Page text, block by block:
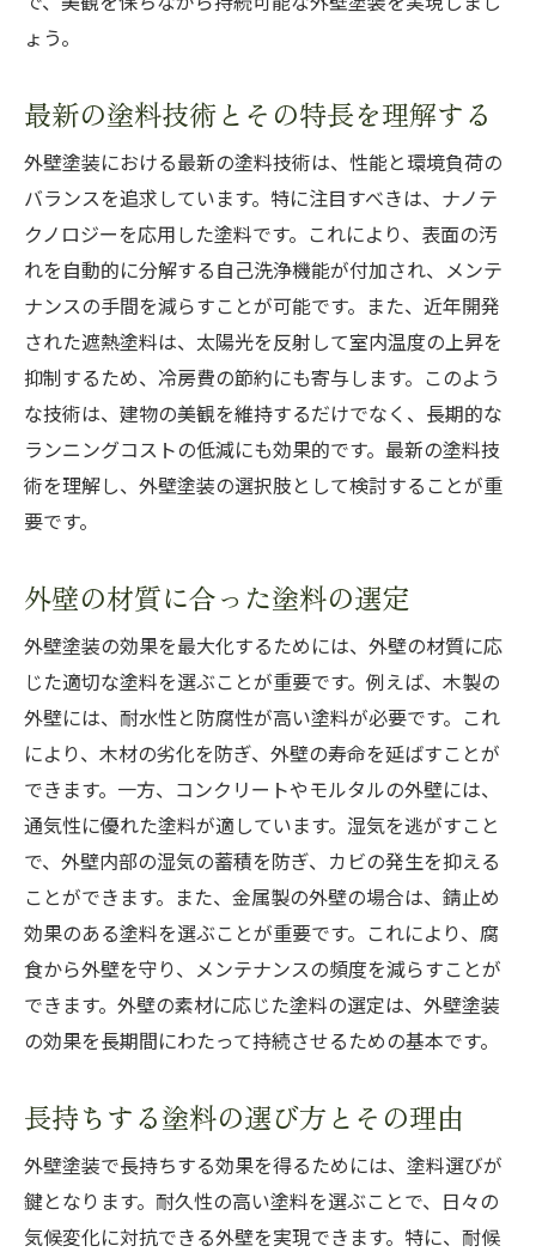
ょう。
最新の塗料技術とその特長を理解する
外壁塗装における最新の塗料技術は、性能と環境負荷の
バランスを追求しています。特に注目すべきは、ナノテ
クノロジーを応用した塗料です。これにより、表面の汚
れを自動的に分解する自己洗浄機能が付加され、メンテ
ナンスの手間を減らすことが可能です。また、近年開発
された遮熱塗料は、太陽光を反射して室内温度の上昇を
抑制するため、冷房費の節約にも寄与します。このよう
な技術は、建物の美観を維持するだけでなく、長期的な
ランニングコストの低減にも効果的です。最新の塗料技
術を理解し、外壁塗装の選択肢として検討することが重
要です。
外壁の材質に合った塗料の選定
外壁塗装の効果を最大化するためには、外壁の材質に応
じた適切な塗料を選ぶことが重要です。例えば、木製の
外壁には、耐水性と防腐性が高い塗料が必要です。これ
により、木材の劣化を防ぎ、外壁の寿命を延ばすことが
できます。一方、コンクリートやモルタルの外壁には、
通気性に優れた塗料が適しています。湿気を逃がすこと
で、外壁内部の湿気の蓄積を防ぎ、カビの発生を抑える
ことができます。また、金属製の外壁の場合は、錆止め
効果のある塗料を選ぶことが重要です。これにより、腐
食から外壁を守り、メンテナンスの頻度を減らすことが
できます。外壁の素材に応じた塗料の選定は、外壁塗装
の効果を長期間にわたって持続させるための基本です。
長持ちする塗料の選び方とその理由
外壁塗装で長持ちする効果を得るためには、塗料選びが
鍵となります。耐久性の高い塗料を選ぶことで、日々の
気候変化に対抗できる外壁を実現できます。特に、耐候